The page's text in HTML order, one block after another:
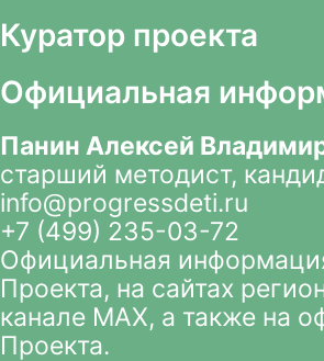
Куратор проекта
Официальная
Панин Алексей
старший методист,
info@progressdeti.ru
+7 (499) 235-03-72
Официальная
Проекта, на сайтах
канале MAX, а также на
Проекта.